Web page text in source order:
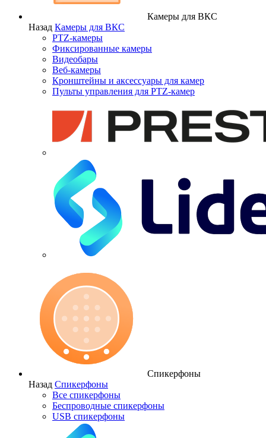
Камеры для ВКС
Назад Камеры для ВКС
PTZ-камеры
Фиксированные камеры
Видеобары
Веб-камеры
Кронштейны и аксессуары для камер
Пульты управления для PTZ-камер
Спикерфоны
Назад Спикерфоны
Все спикерфоны
Беспроводные спикерфоны
USB спикерфоны